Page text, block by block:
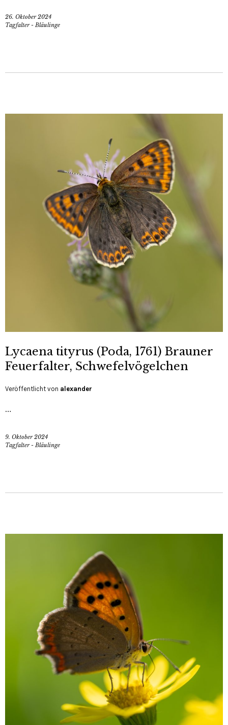
26. Oktober 2024
Tagfalter - Bläulinge
Lycaena tityrus (Poda, 1761) Brauner
Feuerfalter, Schwefelvögelchen
Veröffentlicht von alexander
…
9. Oktober 2024
Tagfalter - Bläulinge